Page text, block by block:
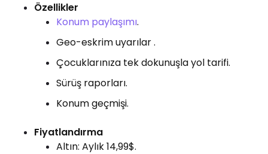
Özellikler
Konum paylaşımı.
Geo-eskrim uyarılar .
Çocuklarınıza tek dokunuşla yol tarifi.
Sürüş raporları.
Konum geçmişi.
Fiyatlandırma
Altın: Aylık 14,99$.